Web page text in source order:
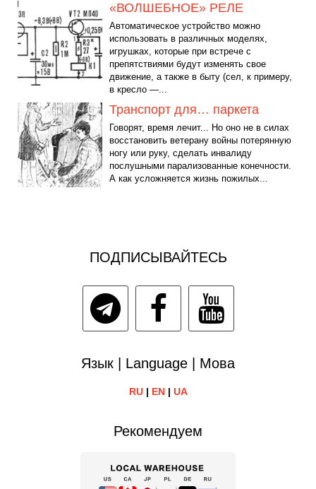
«ВОЛШЕБНОЕ» РЕЛЕ
Автоматическое устройство можно
использовать в различных моделях,
игрушках, которые при встрече с
препятствиями будут изменять свое
движение, а также в быту (сел, к примеру,
в кресло —...
Транспорт для… паркета
Говорят, время лечит... Но оно не в силах
восстановить ветерану войны потерянную
ногу или руку, сделать инвалиду
послушными парализованные конечности.
А как усложняется жизнь пожилых...
ПОДПИСЫВАЙТЕСЬ
Язык | Language | Мова
RU| EN| UA
Рекомендуем